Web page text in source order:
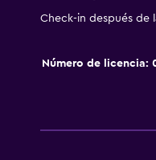
Servicio de
Check-in después de
Número de licencia: